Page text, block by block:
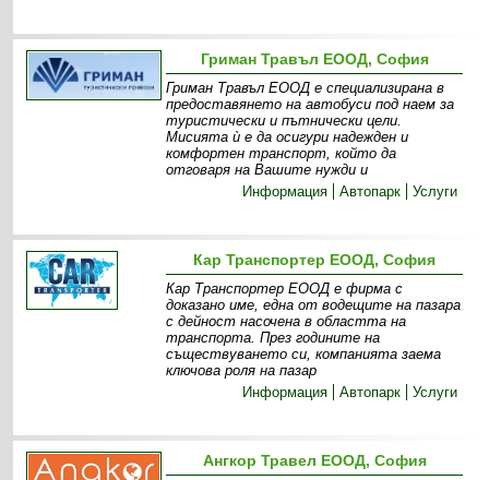
Гриман Травъл ЕООД, София
Гриман Травъл ЕООД е специализирана в
предоставянето на автобуси под наем за
туристически и пътнически цели.
Мисията ѝ е да осигури надежден и
комфортен транспорт, който да
отговаря на Вашите нужди и
Информация
Автопарк Услуги
Кар Транспортер ЕООД, София
Кар Транспортер ЕООД е фирма с
доказано име, една от водещите на пазара
с дейност насочена в областта на
транспорта. През годините на
съществуването си, компанията заема
ключова роля на пазар
Информация
Автопарк Услуги
Ангкор Травел ЕООД, София